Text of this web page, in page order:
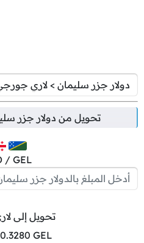
تحويل من دولار جزر
/ GEL
تحويل إلى
0.3280 GEL